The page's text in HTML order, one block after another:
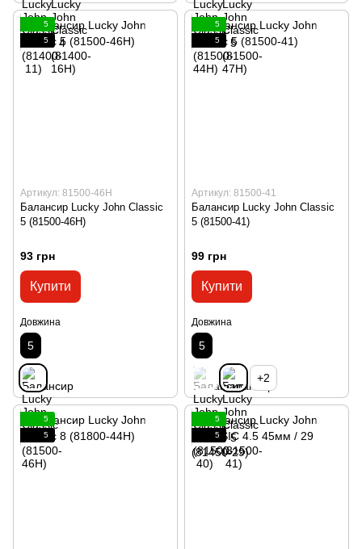
5
5
Артикул: 81500-46H
Балансир Lucky John Classic
5 (81500-46H)
93 грн
Купити
Довжина
5
5
5
Артикул: 81500-41
Балансир Lucky John Classic
5 (81500-41)
99 грн
Купити
Довжина
5
+2
5
5
5
5